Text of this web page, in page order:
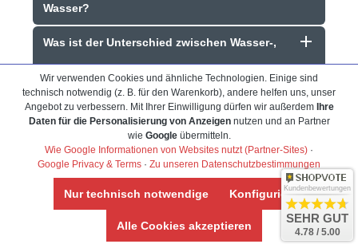
Wasser?
Was ist der Unterschied zwischen Wasser-,
Wie werden die Krabben versendet?
★★★★
Wir verwenden Cookies und ähnliche Technologien. Einige sind
technisch notwendig (z. B. für den Warenkorb), andere helfen uns, unser
Angebot zu verbessern. Mit Ihrer Einwilligung dürfen wir außerdem Ihre
Daten für die Personalisierung von Anzeigennutzen und an Partner
wie Googleübermitteln.
Wie Google Informationen von Websites nutzt (Partner-Sites) ·
Google Privacy & Terms · Zu unseren Datenschutzbestimmungen
Nur technisch notwendige Konfigurieren
Alle Cookies akzeptieren
Kundenbewertungen
SEHR GUT
4.78 / 5.00